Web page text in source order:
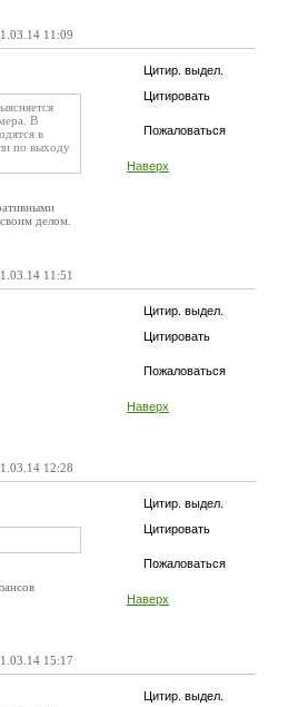
11:09
Цитир. выдел.
Цитировать
Пожаловаться
Наверх
В
в
по выходу
делом.
11:51
Цитир. выдел.
Цитировать
Пожаловаться
Наверх
12:28
Цитир. выдел.
Цитировать
Пожаловаться
Наверх
15:17
Цитир. выдел.